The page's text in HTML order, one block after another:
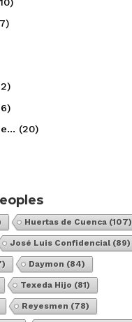
(20)
Huertas de Cuenca(107)
José Luis Confidencial(89)
Daymon (84)
Texeda Hijo (81)
Reyesmen (78)